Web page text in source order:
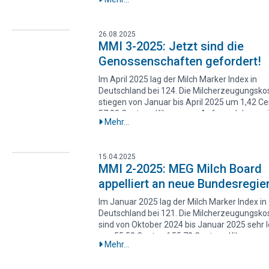
Trotz dieser Belastung führten moderate
Kostendeckung. Die Aufwendungen für
und Maschinenunterhalt gingen zurück,
Betriebs-, Energie- und Futtermittelkosten
26.08.2025
MMI 3-2025: Jetzt sind die
Genossenschaften gefordert!
Im April 2025 lag der Milch Marker Index in
Deutschland bei 124. Die
stiegen von Januar bis April 2025 um 1,42
57,20 Cent pro Kilogramm. Aufgrund des
Anstiegs der Milchauszahlungspreise
für Betriebsmittel wie Saatgut, Dünger und
Pflanzenschutzmittel. Am stärksten
die Region Süd.
Mehr...
15.04.2025
MMI 2-2025: MEG Milch Board
appelliert an neue
Im Januar 2025 lag der Milch Marker Index in
Deutschland bei 121. Die
sind von Oktober 2024 bis Januar 2025 sehr
von 55,58 Cent auf 55,78 Cent pro
gestiegen. Da aber der Auszahlungspreis im
Mehr...